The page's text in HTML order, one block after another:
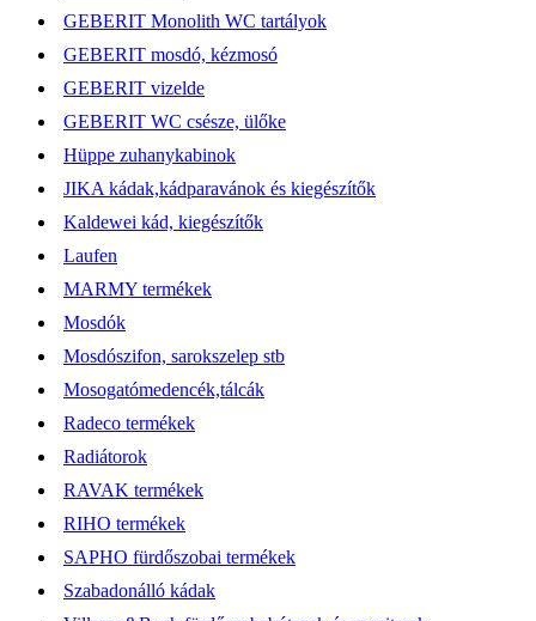
GEBERIT Monolith WC tartályok
GEBERIT mosdó, kézmosó
GEBERIT vizelde
GEBERIT WC csésze, ülőke
Hüppe zuhanykabinok
JIKA kádak,kádparavánok és kiegészítők
Kaldewei kád, kiegészítők
Laufen
MARMY termékek
Mosdók
Mosdószifon, sarokszelep stb
Mosogatómedencék,tálcák
Radeco termékek
Radiátorok
RAVAK termékek
RIHO termékek
SAPHO fürdőszobai termékek
Szabadonálló kádak